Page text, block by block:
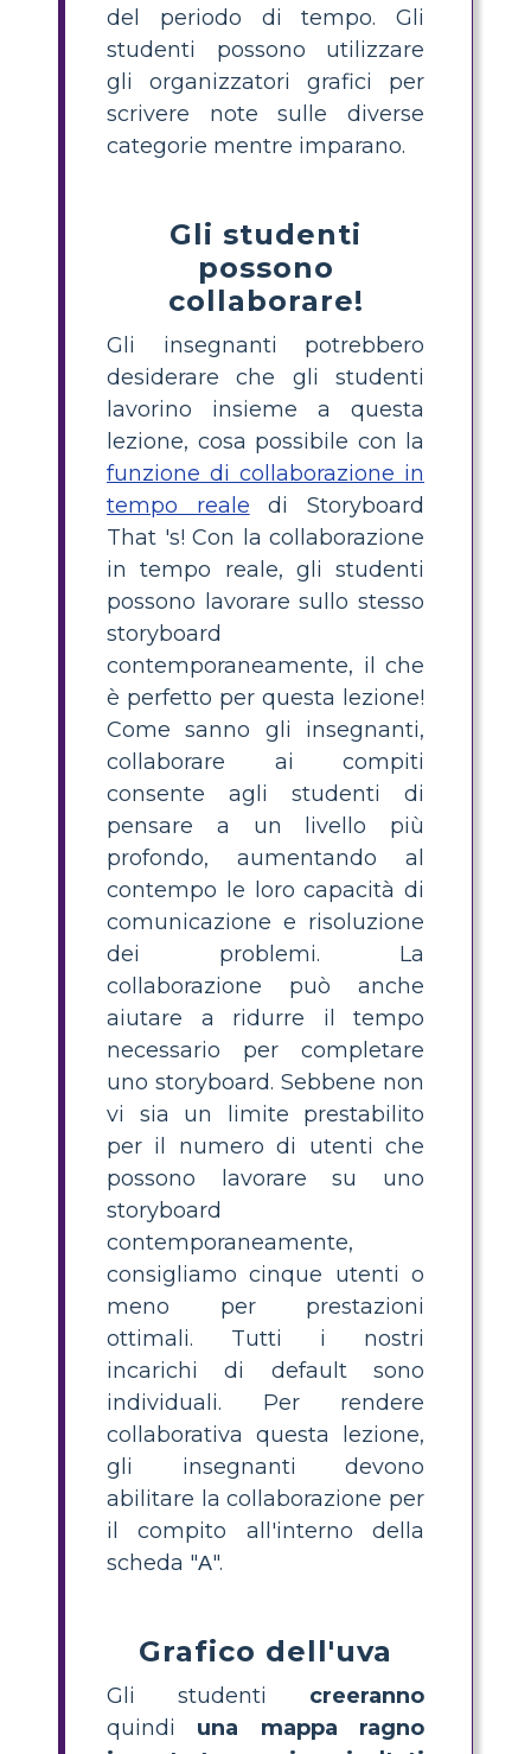
del periodo di tempo. Gli
studenti possono utilizzare
gli organizzatori grafici per
scrivere note sulle diverse
categorie mentre imparano.
Gli studenti
possono
collaborare!
Gli insegnanti potrebbero
desiderare che gli studenti
lavorino insieme a questa
lezione, cosa possibile con la
funzione di collaborazione in
tempo reale di Storyboard
That 's! Con la collaborazione
in tempo reale, gli studenti
possono lavorare sullo stesso
storyboard
contemporaneamente, il che
è perfetto per questa lezione!
Come sanno gli insegnanti,
collaborare ai compiti
consente agli studenti di
pensare a un livello più
profondo, aumentando al
contempo le loro capacità di
comunicazione e risoluzione
dei problemi. La
collaborazione può anche
aiutare a ridurre il tempo
necessario per completare
uno storyboard. Sebbene non
vi sia un limite prestabilito
per il numero di utenti che
possono lavorare su uno
storyboard
contemporaneamente,
consigliamo cinque utenti o
meno per prestazioni
ottimali. Tutti i nostri
incarichi di default sono
individuali. Per rendere
collaborativa questa lezione,
gli insegnanti devono
abilitare la collaborazione per
il compito all'interno della
scheda "Α".
Grafico dell'uva
Gli studenti creeranno
quindi una mappa ragno